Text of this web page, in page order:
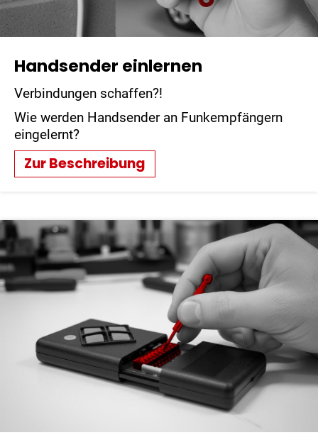
Handsender einlernen
Verbindungen schaffen?!
Wie werden Handsender an Funkempfängern
eingelernt?
Zur Beschreibung